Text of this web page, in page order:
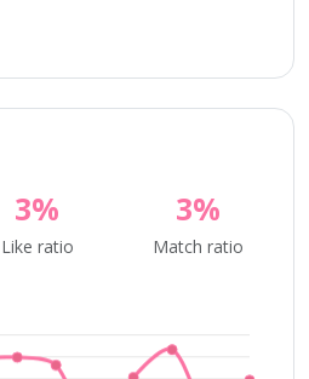
3%
Like ratio
3%
Match ratio